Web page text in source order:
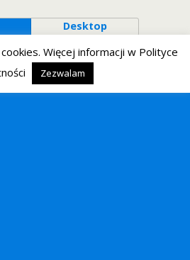
Desktop
Więcej informacji w Polityce
Zezwalam